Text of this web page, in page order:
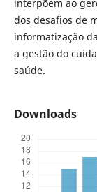
interpõem ao
dos desafios de
informatização
a gestão do
saúde.
Downloads